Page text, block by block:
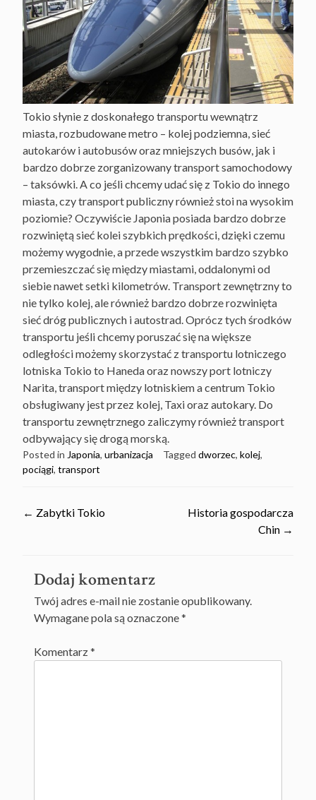
Tokio słynie z doskonałego transportu wewnątrz
miasta, rozbudowane metro – kolej podziemna, sieć
autokarów i autobusów oraz mniejszych busów, jak i
bardzo dobrze zorganizowany transport samochodowy
– taksówki. A co jeśli chcemy udać się z Tokio do innego
miasta, czy transport publiczny również stoi na wysokim
poziomie? Oczywiście Japonia posiada bardzo dobrze
rozwiniętą sieć kolei szybkich prędkości, dzięki czemu
możemy wygodnie, a przede wszystkim bardzo szybko
przemieszczać się między miastami, oddalonymi od
siebie nawet setki kilometrów. Transport zewnętrzny to
nie tylko kolej, ale również bardzo dobrze rozwinięta
sieć dróg publicznych i autostrad. Oprócz tych środków
transportu jeśli chcemy poruszać się na większe
odległości możemy skorzystać z transportu lotniczego
lotniska Tokio to Haneda oraz nowszy port lotniczy
Narita, transport między lotniskiem a centrum Tokio
obsługiwany jest przez kolej, Taxi oraz autokary. Do
transportu zewnętrznego zaliczymy również transport
odbywający się drogą morską.
Posted in Japonia, urbanizacja Tagged dworzec, kolej,
pociągi, transport
Post
← Zabytki Tokio
Historia gospodarcza
Chin →
Dodaj komentarz
Twój adres e-mail nie zostanie opublikowany.
Wymagane pola są oznaczone*
Komentarz*